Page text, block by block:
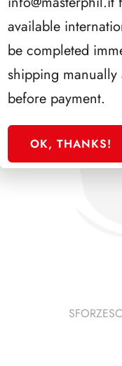
available
be completed
shipping
before payment.
OK, THANKS!